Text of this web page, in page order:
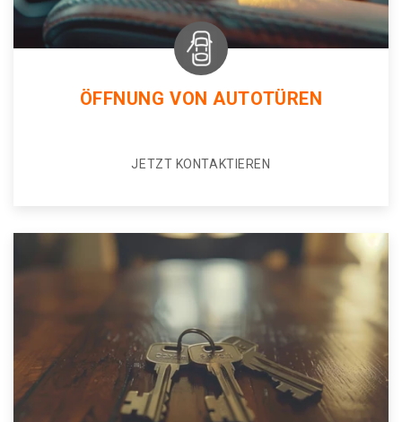
ÖFFNUNG VON AUTOTÜREN
JETZT KONTAKTIEREN